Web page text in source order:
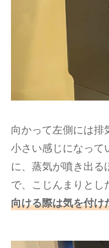
向かって左側には排
小さい感じになって
に、蒸気が噴き出る
で、こじんまりとし
向ける際は気を付け